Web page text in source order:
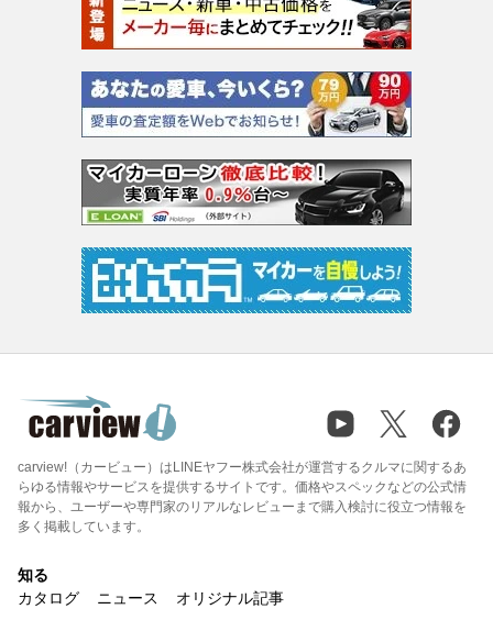
carview!（カービュー）はLINEヤフー株式会社が運営するクルマに関するあ
らゆる情報やサービスを提供するサイトです。価格やスペックなどの公式情
報から、ユーザーや専門家のリアルなレビューまで購入検討に役立つ情報を
多く掲載しています。
知る
カタログ
ニュース オリジナル記事